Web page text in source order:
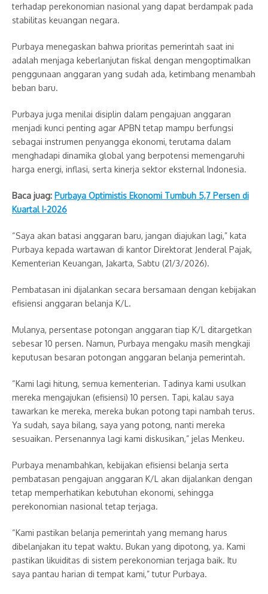
terhadap perekonomian nasional yang dapat berdampak pada
stabilitas keuangan negara.
Purbaya menegaskan bahwa prioritas pemerintah saat ini
adalah menjaga keberlanjutan fiskal dengan mengoptimalkan
penggunaan anggaran yang sudah ada, ketimbang menambah
beban baru.
Purbaya juga menilai disiplin dalam pengajuan anggaran
menjadi kunci penting agar APBN tetap mampu berfungsi
sebagai instrumen penyangga ekonomi, terutama dalam
menghadapi dinamika global yang berpotensi memengaruhi
harga energi, inflasi, serta kinerja sektor eksternal Indonesia.
Baca juag: Purbaya Optimistis Ekonomi Tumbuh 5,7 Persen di
Kuartal I-2026
“Saya akan batasi anggaran baru, jangan diajukan lagi,” kata
Purbaya kepada wartawan di kantor Direktorat Jenderal Pajak,
Kementerian Keuangan, Jakarta, Sabtu (21/3/2026).
Pembatasan ini dijalankan secara bersamaan dengan kebijakan
efisiensi anggaran belanja K/L.
Mulanya, persentase potongan anggaran tiap K/L ditargetkan
sebesar 10 persen. Namun, Purbaya mengaku masih mengkaji
keputusan besaran potongan anggaran belanja pemerintah.
“Kami lagi hitung, semua kementerian. Tadinya kami usulkan
mereka mengajukan (efisiensi) 10 persen. Tapi, kalau saya
tawarkan ke mereka, mereka bukan potong tapi nambah terus.
Ya sudah, saya bilang, saya yang potong, nanti mereka
sesuaikan. Persenannya lagi kami diskusikan,” jelas Menkeu.
Purbaya menambahkan, kebijakan efisiensi belanja serta
pembatasan pengajuan anggaran K/L akan dijalankan dengan
tetap memperhatikan kebutuhan ekonomi, sehingga
perekonomian nasional tetap terjaga.
“Kami pastikan belanja pemerintah yang memang harus
dibelanjakan itu tepat waktu. Bukan yang dipotong, ya. Kami
pastikan likuiditas di sistem perekonomian terjaga baik. Itu
saya pantau harian di tempat kami,” tutur Purbaya.